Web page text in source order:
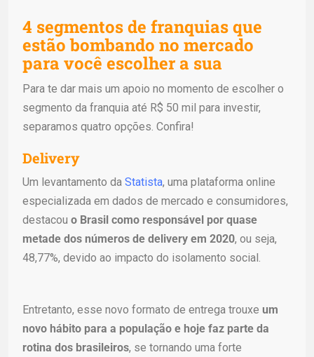
4 segmentos de franquias que
estão bombando no mercado
para você escolher a sua
Para te dar mais um apoio no momento de escolher o
segmento da franquia até R$ 50 mil para investir,
separamos quatro opções. Confira!
Delivery
Um levantamento da Statista, uma plataforma online
especializada em dados de mercado e consumidores,
destacou o Brasil como responsável por quase
metade dos números de delivery em 2020, ou seja,
48,77%, devido ao impacto do isolamento social.
Entretanto, esse novo formato de entrega trouxe um
novo hábito para a população e hoje faz parte da
rotina dos brasileiros, se tornando uma forte